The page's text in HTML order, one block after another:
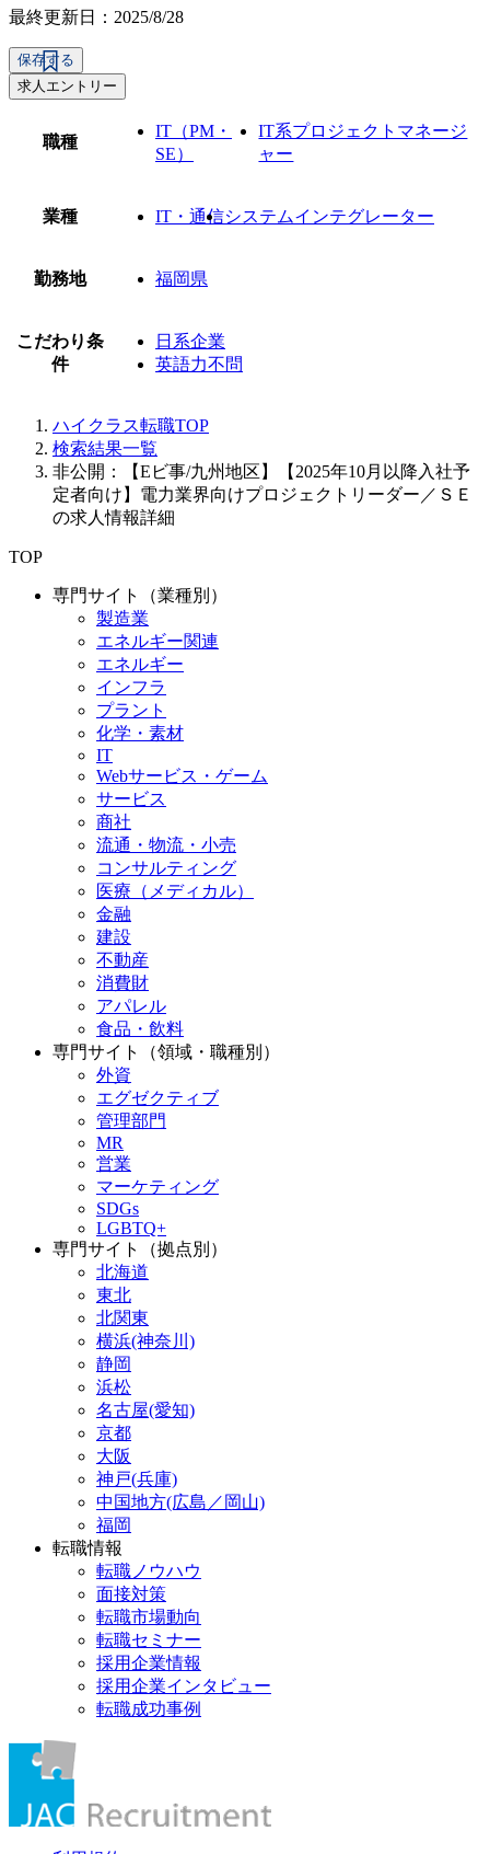
最終更新日：2025/8/28
保存する
求人エントリー
職種
IT（PM・
SE）
IT系プロジェクトマネージ
ャー
業種 IT・通信システムインテグレーター
勤務地 福岡県
こだわり条
件
日系企業
英語力不問
ハイクラス転職TOP
検索結果一覧
非公開：【Eビ事/九州地区】【2025年10月以降入社予
定者向け】電力業界向けプロジェクトリーダー／ＳＥ
の求人情報詳細
TOP
専門サイト（業種別）
製造業
エネルギー関連
エネルギー
インフラ
プラント
化学・素材
IT
Webサービス・ゲーム
サービス
商社
流通・物流・小売
コンサルティング
医療（メディカル）
金融
建設
不動産
消費財
アパレル
食品・飲料
専門サイト（領域・職種別）
外資
エグゼクティブ
管理部門
MR
営業
マーケティング
SDGs
LGBTQ+
専門サイト（拠点別）
北海道
東北
北関東
横浜(神奈川)
静岡
浜松
名古屋(愛知)
京都
大阪
神戸(兵庫)
中国地方(広島／岡山)
福岡
転職情報
転職ノウハウ
面接対策
転職市場動向
転職セミナー
採用企業情報
採用企業インタビュー
転職成功事例